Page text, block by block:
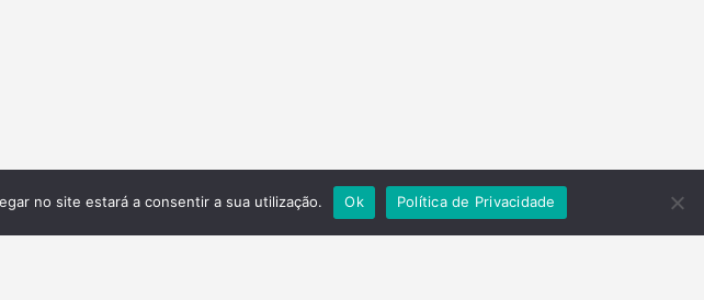
no site estará a consentir a sua utilização. Ok Política de Privacidade